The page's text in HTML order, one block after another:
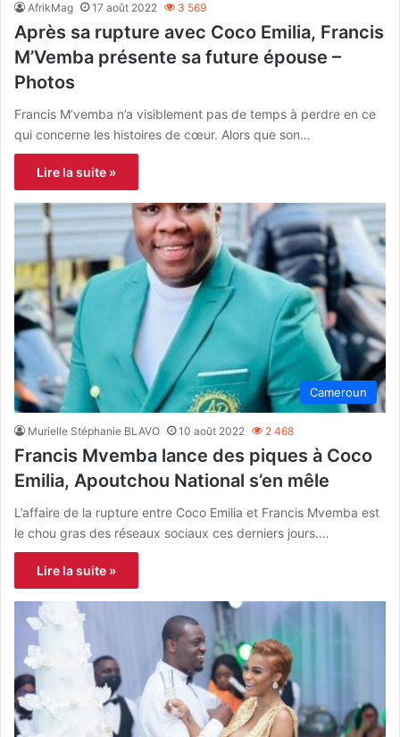
AfrikMag 17 août 2022 3 569
Après sa rupture avec Coco Emilia, Francis
M’Vemba présente sa future épouse –
Photos
Francis M’vemba n’a visiblement pas de temps à perdre en ce
qui concerne les histoires de cœur. Alors que son…
Lire la suite »
Cameroun
Murielle Stéphanie BLAVO 10 août 2022 2 468
Francis Mvemba lance des piques à Coco
Emilia, Apoutchou National s’en mêle
L’affaire de la rupture entre Coco Emilia et Francis Mvemba est
le chou gras des réseaux sociaux ces derniers jours.…
Lire la suite »